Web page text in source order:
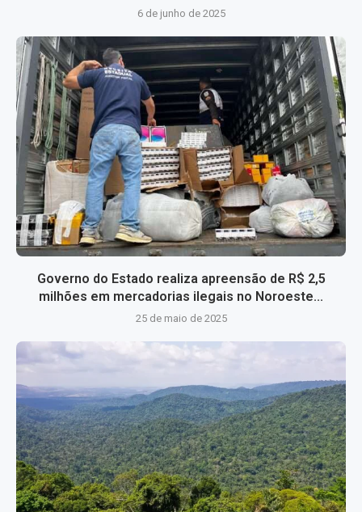
6 de junho de 2025
Governo do Estado realiza apreensão de R$ 2,5
milhões em mercadorias ilegais no Noroeste...
25 de maio de 2025